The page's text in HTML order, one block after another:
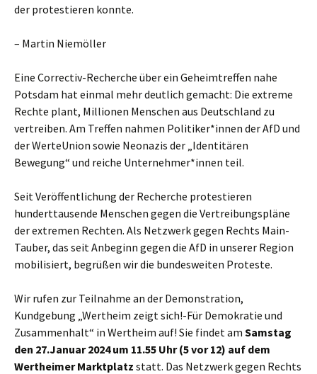
der protestieren konnte.
– Martin Niemöller
Eine Correctiv-Recherche über ein Geheimtreffen nahe
Potsdam hat einmal mehr deutlich gemacht: Die extreme
Rechte plant, Millionen Menschen aus Deutschland zu
vertreiben. Am Treffen nahmen Politiker*innen der AfD und
der WerteUnion sowie Neonazis der „Identitären
Bewegung“ und reiche Unternehmer*innen teil.
Seit Veröffentlichung der Recherche protestieren
hunderttausende Menschen gegen die Vertreibungspläne
der extremen Rechten. Als Netzwerk gegen Rechts Main-
Tauber, das seit Anbeginn gegen die AfD in unserer Region
mobilisiert, begrüßen wir die bundesweiten Proteste.
Wir rufen zur Teilnahme an der Demonstration,
Kundgebung „Wertheim zeigt sich!-Für Demokratie und
Zusammenhalt“ in Wertheim auf! Sie findet am Samstag
den 27.Januar 2024 um 11.55 Uhr (5 vor 12) auf dem
Wertheimer Marktplatz statt. Das Netzwerk gegen Rechts